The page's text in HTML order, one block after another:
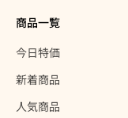
商品一覧
今日特価
新着商品
人気商品